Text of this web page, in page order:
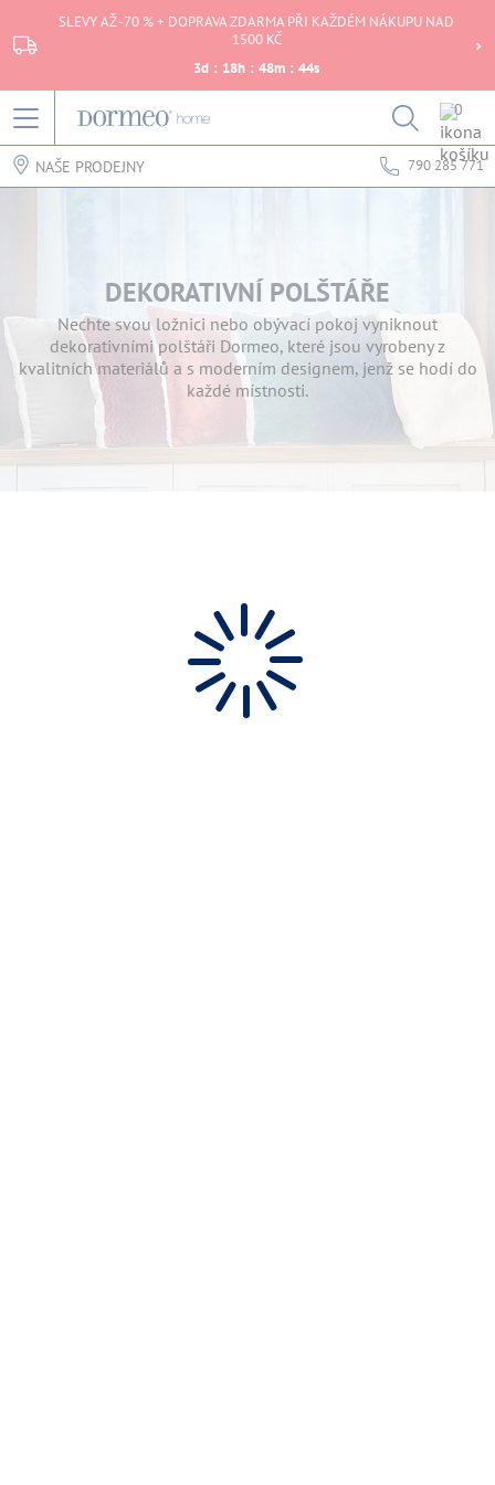
SLEVY AŽ -70 % + DOPRAVA ZDARMA PŘI KAŽDÉM NÁKUPU NAD
1500 KČ
3d : 18h : 48m : 44s
0
NAŠE PRODEJNY 790 285 771
DEKORATIVNÍ POLŠTÁŘE
Nechte svou ložnici nebo obývací pokoj vyniknout
dekorativními polštáři Dormeo, které jsou vyrobeny z
kvalitních materiálů a s moderním designem, jenž se hodí do
každé místnosti.